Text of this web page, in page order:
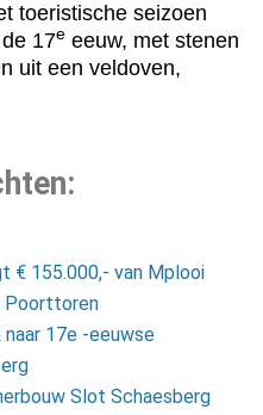
toeristische seizoen
17e eeuw, met stenen
uit een veldoven,
€ 155.000,- van Mplooi
Poorttoren
17e -eeuwse
Slot Schaesberg